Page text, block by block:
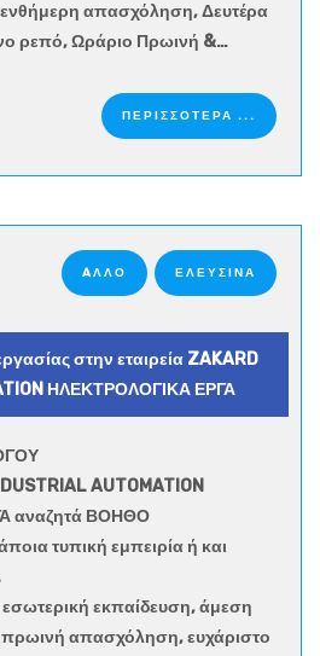
απασχόληση, Δευτέρα
ρεπό, Ωράριο Πρωινή &…
ΠΕΡΙΣΣΟΤΕΡΑ ...
AΛΛΟ ΕΛΕΥΣΙΝΑ
στην εταιρεία ZAKARD
ΗΛΕΚΤΡΟΛΟΓΙΚΑ ΕΡΓΑ
AUTOMATION
αναζητά ΒΟΗΘΟ
τυπική εμπειρία ή και
εσωτερική εκπαίδευση, άμεση
απασχόληση, ευχάριστο